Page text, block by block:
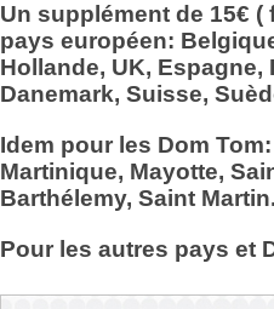
Un supplément de 15€
pays européen:
Hollande, UK,
Danemark, Suisse,
Idem pour les Dom
Martinique, Mayotte,
Barthélemy, Saint
Pour les autres pays et